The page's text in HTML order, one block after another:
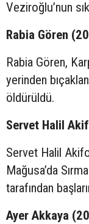
Veziroğlu’nun
Rabia Gören
Rabia Gören,
yerinden
öldürüldü.
Servet Halil
Servet Halil
Mağusa’da
tarafından
Ayer Akkaya